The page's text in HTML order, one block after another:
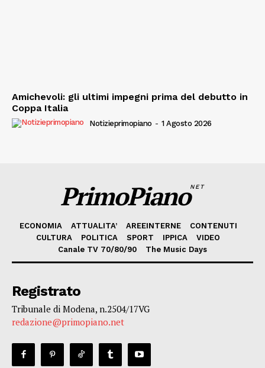
Amichevoli: gli ultimi impegni prima del debutto in
Coppa Italia
Notizieprimopiano - 1 Agosto 2026
PrimoPianoNET
ECONOMIA ATTUALITA’ AREEINTERNE
CONTENUTI
CULTURA
POLITICA SPORT IPPICA
VIDEO
Canale TV 70/80/90
The Music Days
Registrato
Tribunale di Modena, n.2504/17VG
redazione@primopiano.net